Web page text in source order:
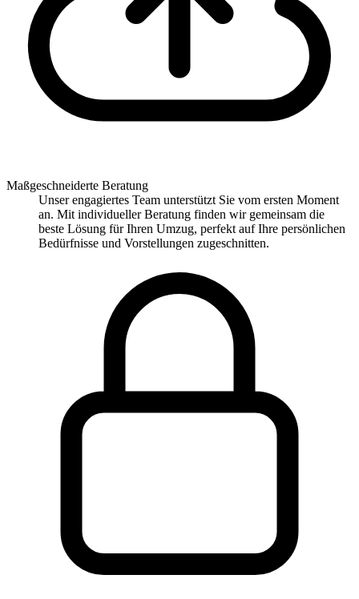
Maßgeschneiderte Beratung
Unser engagiertes Team unterstützt Sie vom ersten Moment
an. Mit individueller Beratung finden wir gemeinsam die
beste Lösung für Ihren Umzug, perfekt auf Ihre persönlichen
Bedürfnisse und Vorstellungen zugeschnitten.